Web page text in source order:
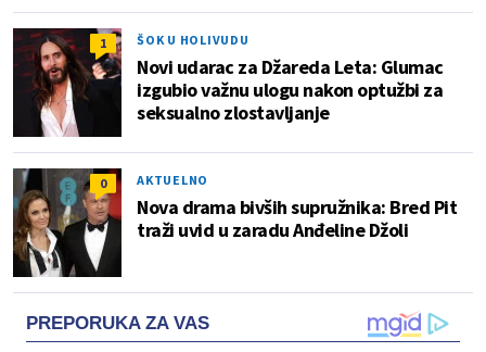
1 ŠOK U HOLIVUDU
Novi udarac za Džareda Leta: Glumac
izgubio važnu ulogu nakon optužbi za
seksualno zlostavljanje
0 AKTUELNO
Nova drama bivših supružnika: Bred Pit
traži uvid u zaradu Anđeline Džoli
PREPORUKA ZA VAS